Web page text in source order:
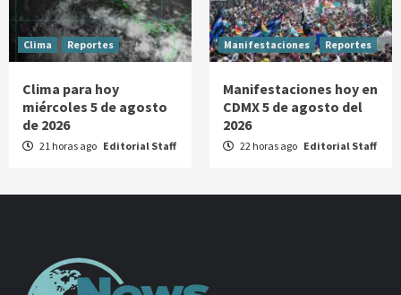
Clima Reportes
Clima para hoy
miércoles 5 de agosto
de 2026
21 horas ago Editorial Staff
Manifestaciones Reportes
Manifestaciones hoy en
CDMX 5 de agosto del
2026
22 horas ago Editorial Staff